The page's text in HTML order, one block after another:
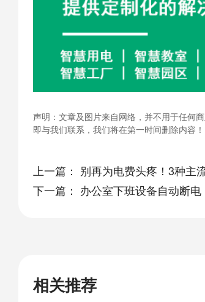
声明：文章及图片来自网络，并不用于任何
即与我们联系，我们将在第一时间删除内容！
上一篇： 别再为电费头疼！3种主
下一篇： 办公室下班设备自动断电
相关推荐